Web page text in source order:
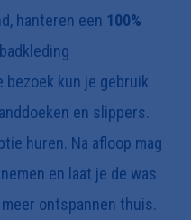
hanteren een 100%
bezoek kun je gebruik
en slippers.
huren. Na afloop mag
en laat je de was
ontspannen thuis.